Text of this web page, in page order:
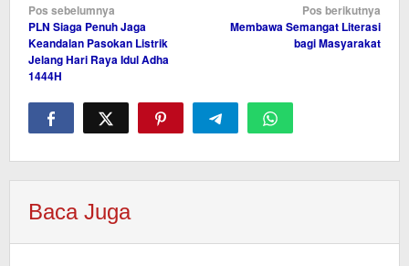
Navigasi
pos
Pos sebelumnya
PLN Siaga Penuh Jaga
Keandalan Pasokan Listrik
Jelang Hari Raya Idul Adha
1444H
Pos berikutnya
Membawa Semangat Literasi
bagi Masyarakat
Baca Juga